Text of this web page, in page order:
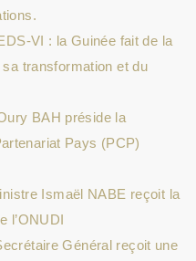
VI : la Guinée fait de la
transformation et du
BAH préside la
Pays (PCP)
Ismaël NABE reçoit la
l’ONUDI
Général reçoit une